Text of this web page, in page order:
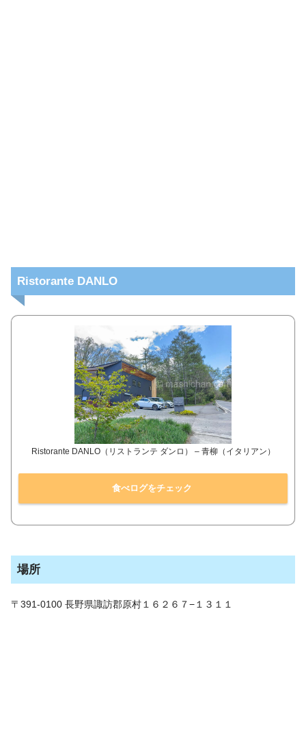
Ristorante DANLO
Ristorante DANLO（リストランテ ダンロ） – 青柳（イタリアン）
食べログをチェック
場所
〒391-0100 長野県諏訪郡原村１６２６７−１３１１